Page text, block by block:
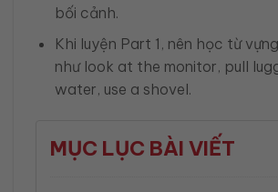
bối cảnh.
Khi luyện Part 1, nên học từ
như look at the monitor, pull
water, use a shovel.
MỤC LỤC BÀI VIẾT